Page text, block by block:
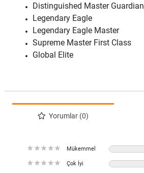
Distinguished Master Guardian
Legendary Eagle
Legendary Eagle Master
Supreme Master First Class
Global Elite
Yorumlar (0)
Mükemmel
Çok İyi